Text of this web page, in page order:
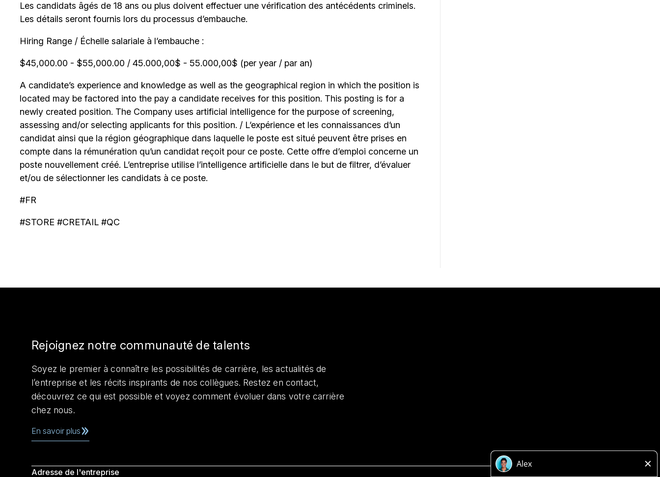
Les candidats âgés de 18 ans ou plus doivent effectuer une vérification des antécédents criminels.
Les détails seront fournis lors du processus d’embauche.
Hiring Range / Échelle salariale à l’embauche :
$45,000.00 - $55,000.00 / 45.000,00$ - 55.000,00$ (per year / par an)
A candidate’s experience and knowledge as well as the geographical region in which the position is
located may be factored into the pay a candidate receives for this position. This posting is for a
newly created position. The Company uses artificial intelligence for the purpose of screening,
assessing and/or selecting applicants for this position. / L’expérience et les connaissances d’un
candidat ainsi que la région géographique dans laquelle le poste est situé peuvent être prises en
compte dans la rémunération qu’un candidat reçoit pour ce poste. Cette offre d’emploi concerne un
poste nouvellement créé. L’entreprise utilise l’intelligence artificielle dans le but de filtrer, d’évaluer
et/ou de sélectionner les candidats à ce poste.
#FR
#STORE #CRETAIL #QC
Rejoignez notre communauté de talents
Soyez le premier à connaître les possibilités de carrière, les actualités de
l’entreprise et les récits inspirants de nos collègues. Restez en contact,
découvrez ce qui est possible et voyez comment évoluer dans votre carrière
chez nous.
En savoir plus
Adresse de l'entreprise